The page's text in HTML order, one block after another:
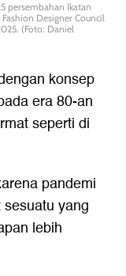
persembahan Ikatan
Designer Council
(Foto: Daniel
konsep
era 80-an
seperti di
pandemi
yang
lebih